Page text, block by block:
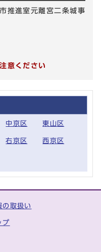
推進室元離宮二条城事
意ください
中京区 東山区
右京区 西京区
の取扱い
プ